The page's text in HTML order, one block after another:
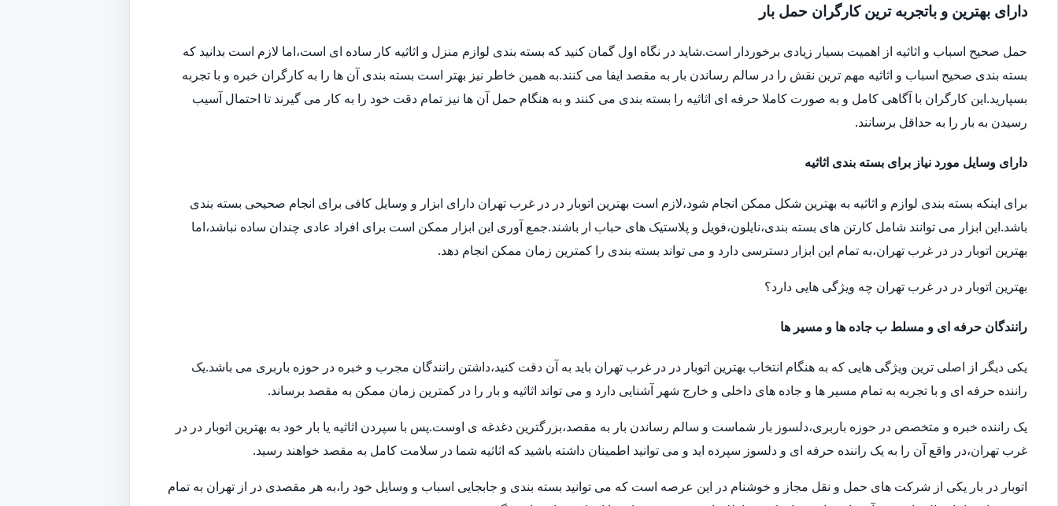
دارای بهترین و باتجربه ترین کارگران حمل بار
حمل صحیح اسباب و اثاثیه از اهمیت بسیار زیادی برخوردار است.شاید در نگاه اول گمان کنید که بسته بندی لوازم منزل و اثاثیه کار ساده ای است،اما لازم است بدانید که
بسته بندی صحیح اسباب و اثاثیه مهم ترین نقش را در سالم رساندن بار به مقصد ایفا می کنند.به همین خاطر نیز بهتر است بسته بندی آن ها را به کارگران خبره و با تجربه
بسپارید.این کارگران با آگاهی کامل و به صورت کاملا حرفه ای اثاثیه را بسته بندی می کنند و به هنگام حمل آن ها نیز تمام دقت خود را به کار می گیرند تا احتمال آسیب
رسیدن به بار را به حداقل برسانند.
دارای وسایل مورد نیاز برای بسته بندی اثاثیه
برای اینکه بسته بندی لوازم و اثاثیه به بهترین شکل ممکن انجام شود،لازم است بهترین اتوبار در در غرب تهران دارای ابزار و وسایل کافی برای انجام صحیحی بسته بندی
باشد.این ابزار می توانند شامل کارتن های بسته بندی،نایلون،فویل و پلاستیک های حباب ار باشند.جمع آوری این ابزار ممکن است برای افراد عادی چندان ساده نباشد،اما
بهترین اتوبار در در غرب تهران،به تمام این ابزار دسترسی دارد و می تواند بسته بندی را کمترین زمان ممکن انجام دهد.
بهترین اتوبار در در غرب تهران چه ویژگی هایی دارد؟
رانندگان حرفه ای و مسلط ب جاده ها و مسیر ها
یکی دیگر از اصلی ترین ویژگی هایی که به هنگام انتخاب بهترین اتوبار در در غرب تهران باید به آن دقت کنید،داشتن رانندگان مجرب و خبره در حوزه باربری می باشد.یک
راننده حرفه ای و با تجربه به تمام مسیر ها و جاده های داخلی و خارج شهر آشنایی دارد و می تواند اثاثیه و بار را در کمترین زمان ممکن به مقصد برساند.
یک راننده خبره و متخصص در حوزه باربری،دلسوز بار شماست و سالم رساندن بار به مقصد،بزرگترین دغدغه ی اوست.پس با سپردن اثاثیه یا بار خود به بهترین اتوبار در در
غرب تهران،در واقع آن را به یک راننده حرفه ای و دلسوز سپرده اید و می توانید اطمینان داشته باشید که اثاثیه شما در سلامت کامل به مقصد خواهند رسید.
اتوبار در بار یکی از شرکت های حمل و نقل مجاز و خوشنام در این عرصه است که می توانید بسته بندی و جابجایی اسباب و وسایل خود را،به هر مقصدی در از تهران به تمام